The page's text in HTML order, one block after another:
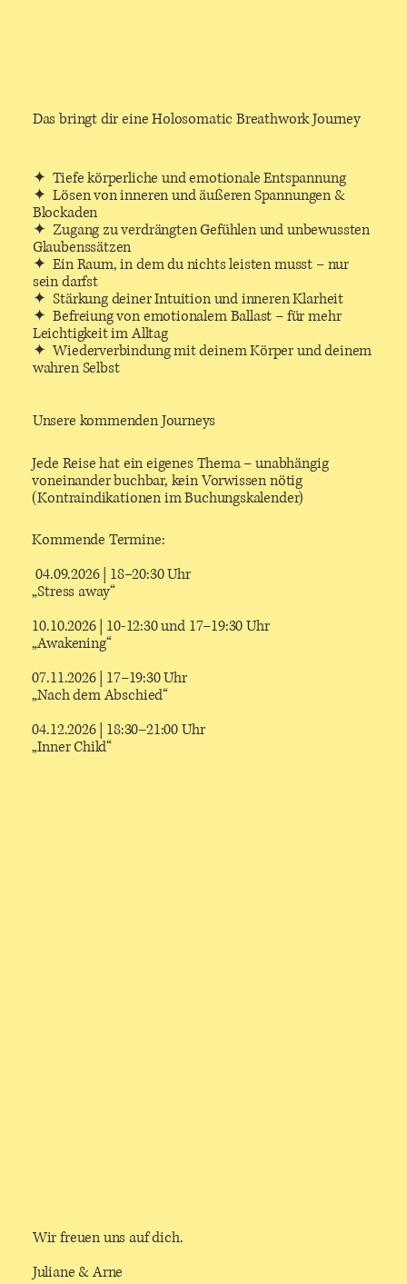
Das bringt dir eine Holosomatic Breathwork Journey
✦ Tiefe körperliche und emotionale Entspannung
✦ Lösen von inneren und äußeren Spannungen &
Blockaden
✦ Zugang zu verdrängten Gefühlen und unbewussten
Glaubenssätzen
✦ Ein Raum, in dem du nichts leisten musst – nur
sein darfst
✦ Stärkung deiner Intuition und inneren Klarheit
✦ Befreiung von emotionalem Ballast – für mehr
Leichtigkeit im Alltag
✦ Wiederverbindung mit deinem Körper und deinem
wahren Selbst
Jede Reise hat ein eigenes Thema – unabhängig
voneinander buchbar, kein Vorwissen nötig
(Kontraindikationen im Buchungskalender)
Unsere kommenden Journeys
Kommende Termine:
04.09.2026 | 18–20:30 Uhr
„Stress away“
10.10.2026 | 10-12:30 und 17–19:30 Uhr
„Awakening“
07.11.2026 | 17–19:30 Uhr
„Nach dem Abschied“
04.12.2026 | 18:30–21:00 Uhr
„Inner Child“
Wir freuen uns auf dich.
Juliane & Arne